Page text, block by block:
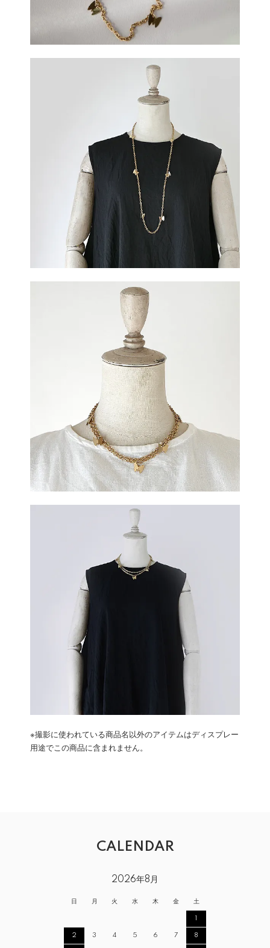
※撮影に使われている商品名以外のアイテムはディスプレー
用途でこの商品に含まれません。
CALENDAR
2026年8月
日 月 火 水 木 金 土
1
2 3 4 5 6 7 8